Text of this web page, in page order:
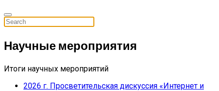
Научные мероприятия
Итоги научных мероприятий
2026 г. Просветительская дискуссия «Интернет и